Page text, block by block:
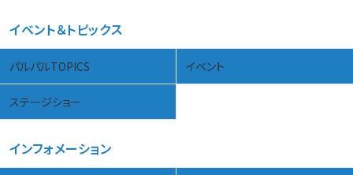
イベント＆トピックス
パルパルTOPICS イベント
ステージショー
インフォメーション